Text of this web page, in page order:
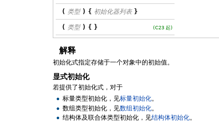
( 类型 ) { 初始化器列表 }
( 类型 ) { } (C23 起)
解释
初始化式指定存储于一个对象中的初始值。
显式初始化
若提供了初始化式，对于
标量类型初始化，见标量初始化。
数组类型初始化，见数组初始化。
结构体及联合体类型初始化，见结构体初始化。